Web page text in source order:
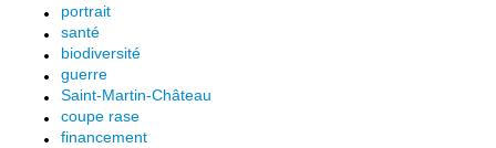
portrait
santé
biodiversité
guerre
Saint-Martin-Château
coupe rase
financement